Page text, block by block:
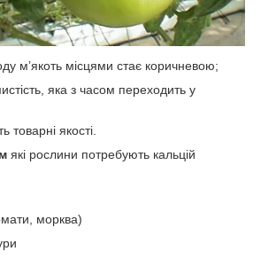
м’якоть місцями стає коричневою;
яка з часом переходить у
товарні якості.
які рослини потребують кальцій
морква)